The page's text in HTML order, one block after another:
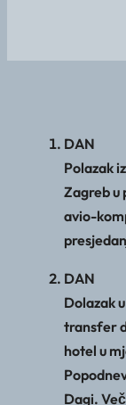
DAN
Polazak
Zagreb u
avio-
DAN
Dolazak
transfer
hotel u
Dagi.